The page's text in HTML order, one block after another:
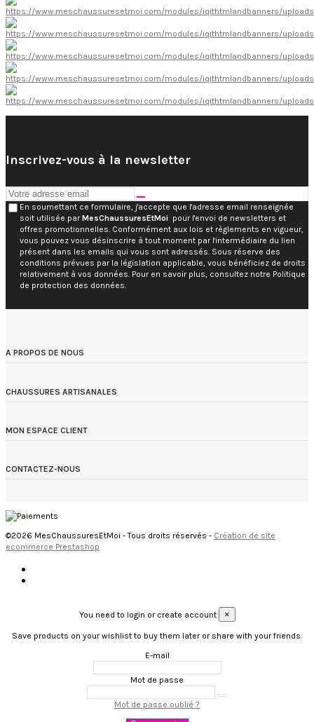
Inscrivez-vous à la newsletter
En soumettant ce formulaire, j'accepte que l'adresse email renseignée
soit utilisée parMesChaussuresEtMoi pour l'envoi de newsletters et
offres promotionnelles. Conformément aux lois et règlements en vigueur,
vous pouvez vous désinscrire à tout moment par l'intermédiaire du lien
présent dans les emails qui vous sont adressés. Sous réserve des
conditions prévues par la législation applicable, vous bénéficiez de droits
relativement à vos données. Pour en savoir plus, consultez notre Politique
de protection des données.
A PROPOS DE NOUS
CHAUSSURES ARTISANALES
MON ESPACE CLIENT
CONTACTEZ-NOUS
©2026 MesChaussuresEtMoi - Tous droits réservés - Création de site
ecommerce Prestashop
You need to login or create account ×
Save products on your wishlist to buy them later or share with your friends.
E-mail
Mot de passe
Mot de passe oublié ?